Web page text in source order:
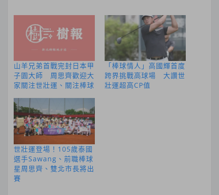
山羊兄弟首戰完封日本甲
子園大師 周思齊歡迎大
家關注世壯運、關注棒球
「棒球情人」高國輝首度
跨界挑戰高球場 大讚世
壯運超高CP值
世壯運登場！105歲泰國
選手Sawang、前職棒球
星周思齊、雙北市長將出
賽